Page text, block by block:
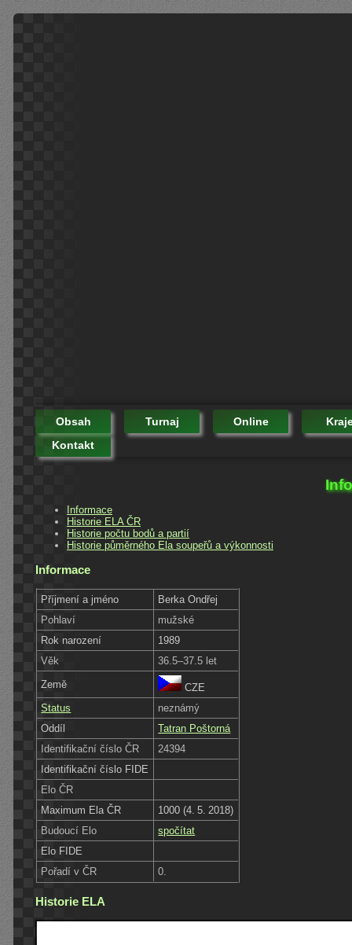
Obsah Turnaj Online
Kontakt
Informace
Historie ELA ČR
Historie počtu bodů a partií
Historie půměrného Ela soupeřů a výkonnosti
Informace
Příjmení a jméno
Berka Ondřej
Pohlaví
mužské
Rok narození
1989
Věk
36.5–37.5 let
Země
CZE
Status
neznámý
Oddíl
Tatran Poštorná
Identifikační číslo ČR
24394
Identifikační číslo FIDE
Elo ČR
Maximum Ela ČR
1000 (4. 5. 2018)
Budoucí Elo
spočítat
Elo FIDE
Pořadí v ČR
0.
Historie ELA